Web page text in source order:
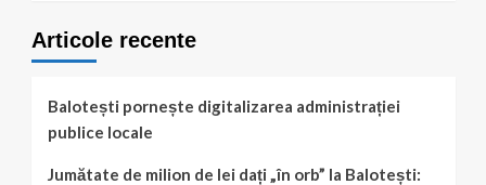
violent,
privind
deșeurile
din
Articole recente
Balotești pornește digitalizarea administrației
publice locale
Jumătate de milion de lei dați „în orb” la Balotești: